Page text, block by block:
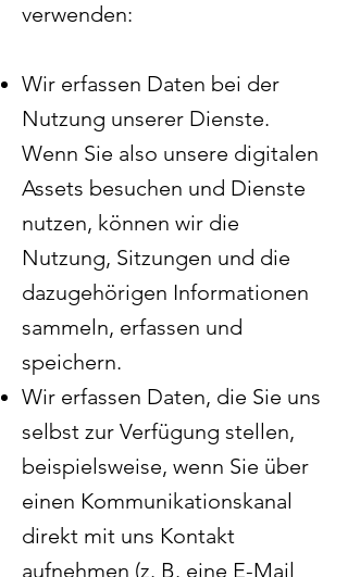
verwenden:
Wir erfassen Daten bei der
Nutzung unserer Dienste.
Wenn Sie also unsere digitalen
Assets besuchen und Dienste
nutzen, können wir die
Nutzung, Sitzungen und die
dazugehörigen Informationen
sammeln, erfassen und
speichern.
Wir erfassen Daten, die Sie uns
selbst zur Verfügung stellen,
beispielsweise, wenn Sie über
einen Kommunikationskanal
direkt mit uns Kontakt
aufnehmen (z. B. eine E-Mail